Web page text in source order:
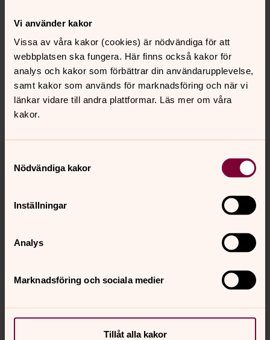
Vi använder kakor
Vissa av våra kakor (cookies) är nödvändiga för att
webbplatsen ska fungera. Här finns också kakor för
analys och kakor som förbättrar din användarupplevelse,
samt kakor som används för marknadsföring och när vi
länkar vidare till andra plattformar. Läs mer om våra
kakor.
Nödvändiga kakor
Inställningar
Analys
Marknadsföring och sociala medier
Tillåt alla kakor
Senast ändrad 4 augusti 2021
Synpunkter eller frågor på sidans
innehåll?
ystad-sovestads.forsamling@svenskakyrkan.se
Kontakt